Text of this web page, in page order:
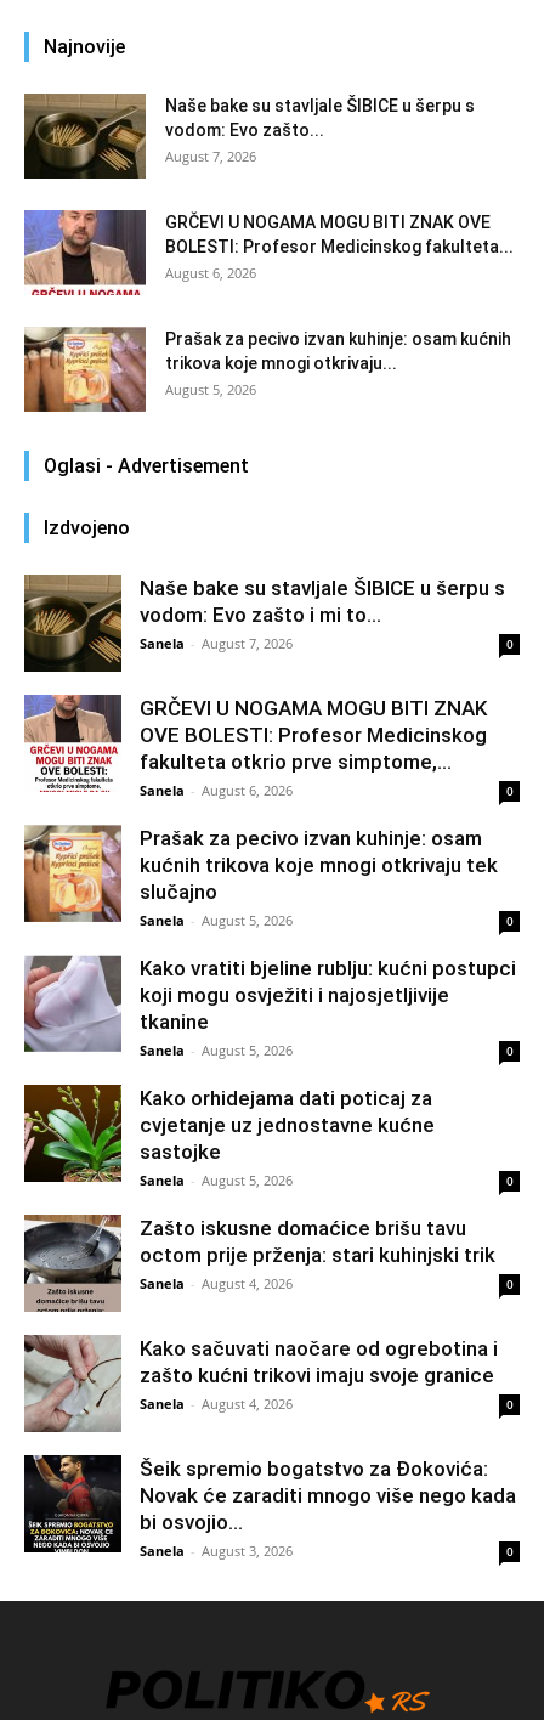
Najnovije
Naše bake su stavljale ŠIBICE u šerpu s
vodom: Evo zašto...
August 7, 2026
GRČEVI U NOGAMA MOGU BITI ZNAK OVE
BOLESTI: Profesor Medicinskog fakulteta...
August 6, 2026
Prašak za pecivo izvan kuhinje: osam kućnih
trikova koje mnogi otkrivaju...
August 5, 2026
Oglasi - Advertisement
Izdvojeno
Naše bake su stavljale ŠIBICE u šerpu s
vodom: Evo zašto i mi to...
Sanela - August 7, 2026 0
GRČEVI U NOGAMA MOGU BITI ZNAK
OVE BOLESTI: Profesor Medicinskog
fakulteta otkrio prve simptome,...
Sanela - August 6, 2026 0
Prašak za pecivo izvan kuhinje: osam
kućnih trikova koje mnogi otkrivaju tek
slučajno
Sanela - August 5, 2026 0
Kako vratiti bjeline rublju: kućni postupci
koji mogu osvježiti i najosjetljivije
tkanine
Sanela - August 5, 2026 0
Kako orhidejama dati poticaj za
cvjetanje uz jednostavne kućne
sastojke
Sanela - August 5, 2026 0
Zašto iskusne domaćice brišu tavu
octom prije prženja: stari kuhinjski trik
Sanela - August 4, 2026 0
Kako sačuvati naočare od ogrebotina i
zašto kućni trikovi imaju svoje granice
Sanela - August 4, 2026 0
Šeik spremio bogatstvo za Đokovića:
Novak će zaraditi mnogo više nego kada
bi osvojio...
Sanela - August 3, 2026 0